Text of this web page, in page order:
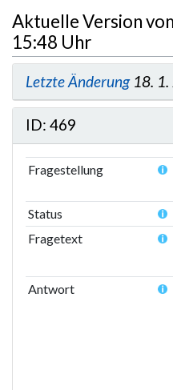
e
B
e
a
b
i
Aktuelle Version
15:48 Uhr
Letzte Änderung18. 1.
ID: 469
Fragestellung
Status
Fragetext
Antwort